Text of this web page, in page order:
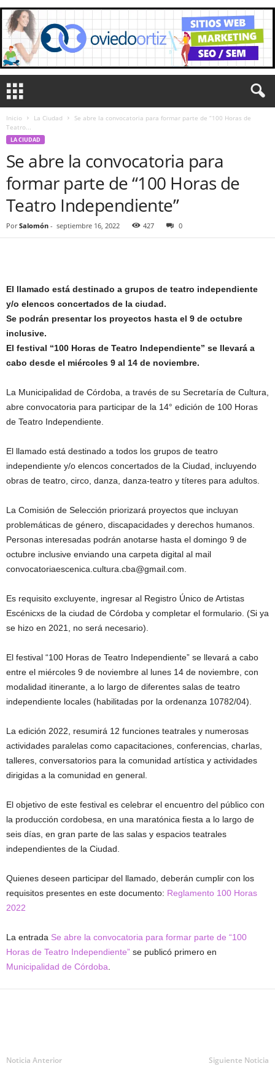
Inicio La Ciudad
Se abre la convocatoria para formar parte de “100 Horas de
Teatro...
LA CIUDAD
Se abre la convocatoria para
formar parte de “100 Horas de
Teatro Independiente”
Por Salomón - septiembre 16, 2022 427 0
El llamado está destinado a grupos de teatro independiente
y/o elencos concertados de la ciudad.
Se podrán presentar los proyectos hasta el 9 de octubre
inclusive.
El festival “100 Horas de Teatro Independiente” se llevará a
cabo desde el miércoles 9 al 14 de noviembre.
La Municipalidad de Córdoba, a través de su Secretaría de Cultura,
abre convocatoria para participar de la 14° edición de 100 Horas
de Teatro Independiente.
El llamado está destinado a todos los grupos de teatro
independiente y/o elencos concertados de la Ciudad, incluyendo
obras de teatro, circo, danza, danza-teatro y títeres para adultos.
La Comisión de Selección priorizará proyectos que incluyan
problemáticas de género, discapacidades y derechos humanos.
Personas interesadas podrán anotarse hasta el domingo 9 de
octubre inclusive enviando una carpeta digital al mail
convocatoriaescenica.cultura.cba@gmail.com.
Es requisito excluyente, ingresar al Registro Único de Artistas
Escénicxs de la ciudad de Córdoba y completar el formulario. (Si ya
se hizo en 2021, no será necesario).
El festival “100 Horas de Teatro Independiente” se llevará a cabo
entre el miércoles 9 de noviembre al lunes 14 de noviembre, con
modalidad itinerante, a lo largo de diferentes salas de teatro
independiente locales (habilitadas por la ordenanza 10782/04).
La edición 2022, resumirá 12 funciones teatrales y numerosas
actividades paralelas como capacitaciones, conferencias, charlas,
talleres, conversatorios para la comunidad artística y actividades
dirigidas a la comunidad en general.
El objetivo de este festival es celebrar el encuentro del público con
la producción cordobesa, en una maratónica fiesta a lo largo de
seis días, en gran parte de las salas y espacios teatrales
independientes de la Ciudad.
Quienes deseen participar del llamado, deberán cumplir con los
requisitos presentes en este documento: Reglamento 100 Horas
2022
La entrada Se abre la convocatoria para formar parte de “100
Horas de Teatro Independiente” se publicó primero en
Municipalidad de Córdoba
Noticia Anterior Siguiente Noticia